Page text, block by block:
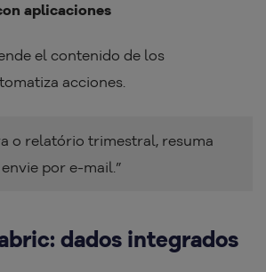
aplicaciones
el contenido de los
acciones.
o relatório trimestral, resuma
por e-mail.”
dados integrados